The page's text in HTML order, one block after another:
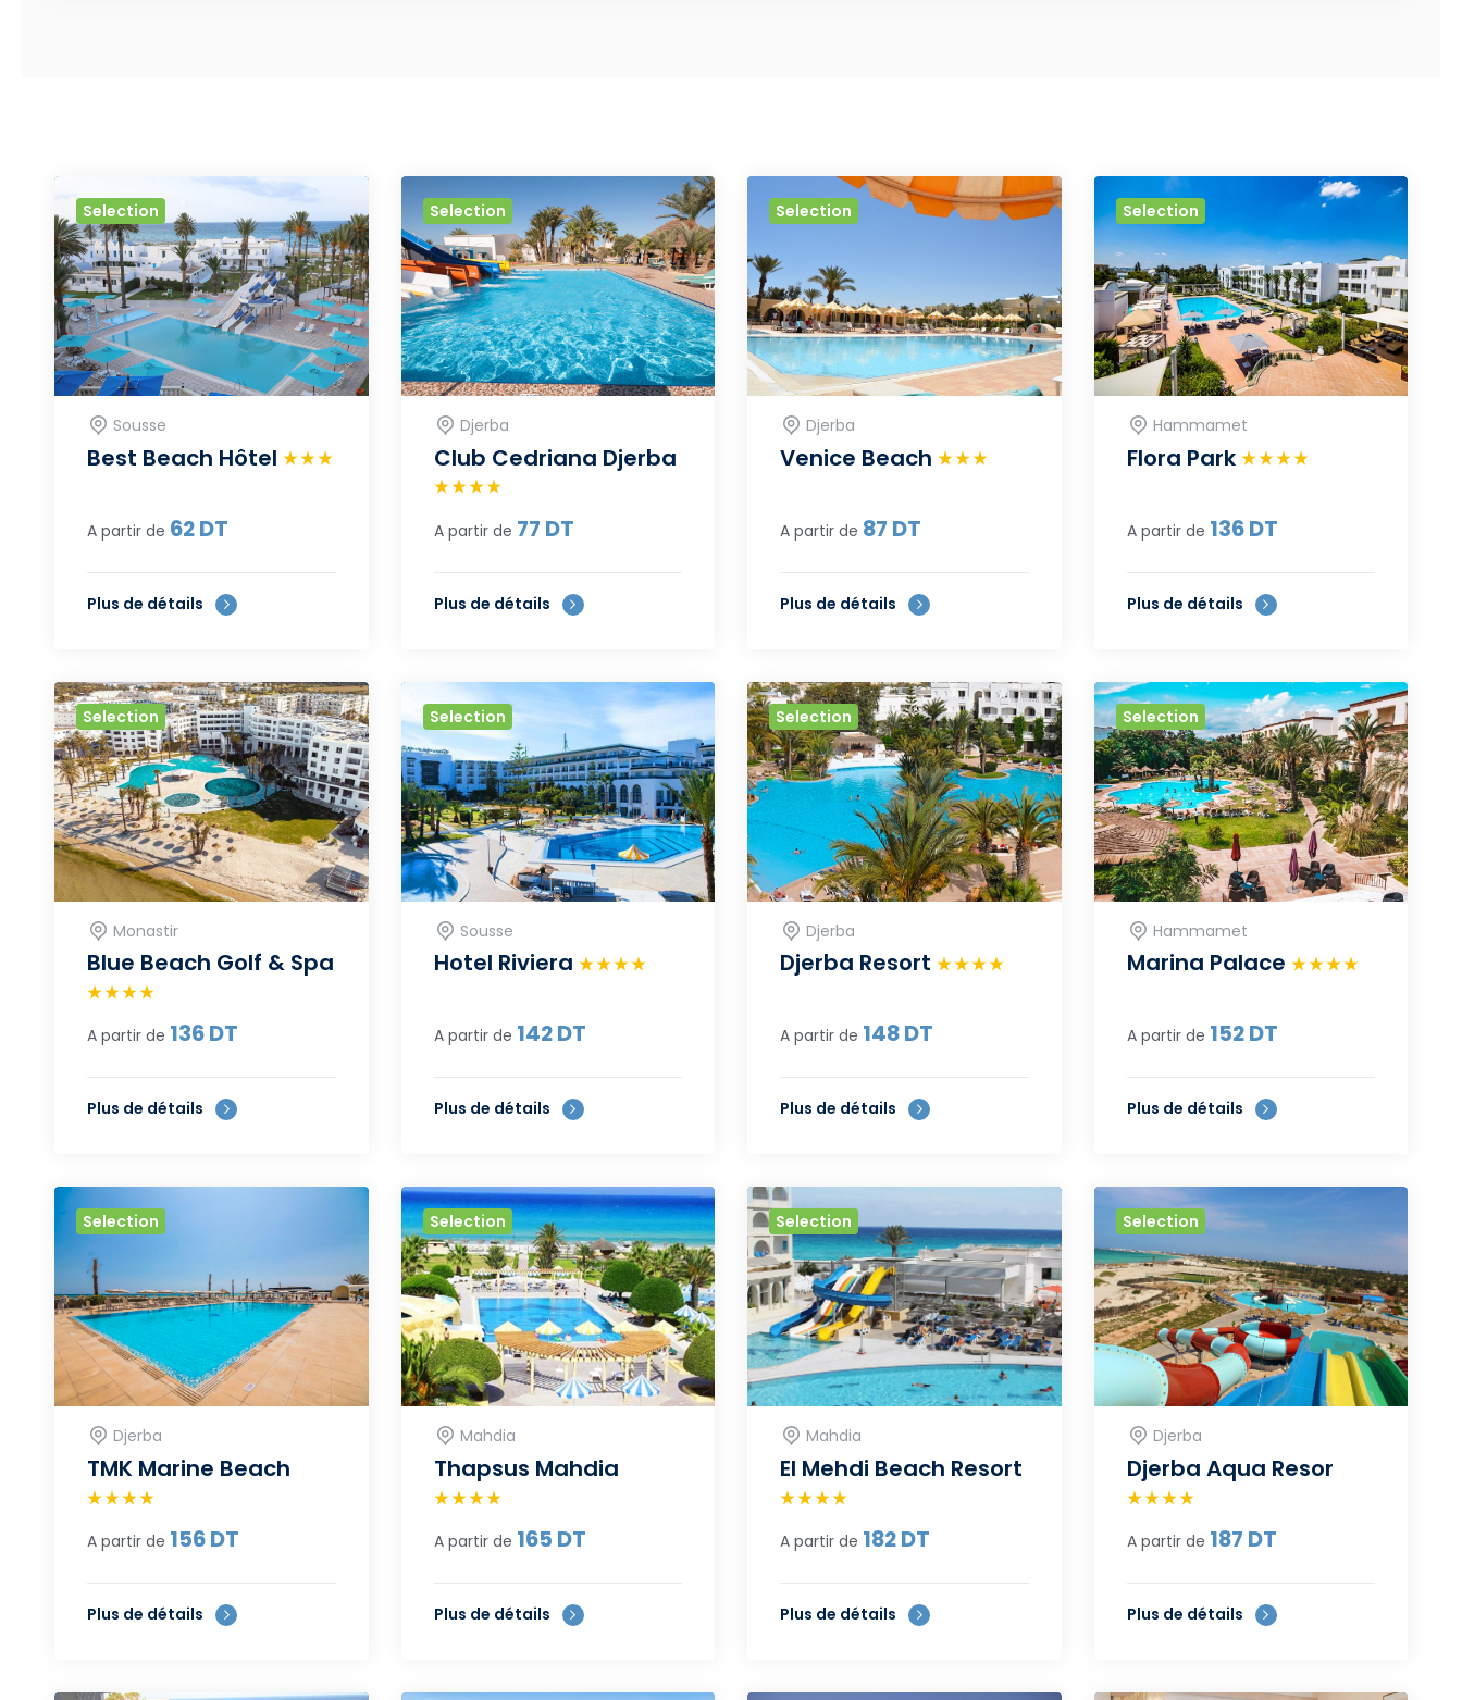
Selection
Sousse
Best Beach Hôtel
A partir de 62DT
Plus de détails
Selection
Djerba
Club Cedriana Djerba
A partir de 77 DT
Plus de détails
Selection
Djerba
Venice Beach
A partir de 87 DT
Plus de détails
Selection
Hammamet
Flora Park
A partir de 136DT
Plus de détails
Selection
Monastir
Blue Beach Golf & Spa
A partir de 136DT
Plus de détails
Selection
Sousse
Hotel Riviera
A partir de 142DT
Plus de détails
Selection
Djerba
Djerba Resort
A partir de 148DT
Plus de détails
Selection
Hammamet
Marina Palace
A partir de 152DT
Plus de détails
Selection
Djerba
TMK Marine Beach
A partir de 156DT
Plus de détails
Selection
Mahdia
Thapsus Mahdia
A partir de 165 DT
Plus de détails
Selection
Mahdia
El Mehdi Beach Resort
A partir de 182DT
Plus de détails
Selection
Djerba
Djerba Aqua Resor
A partir de 187 DT
Plus de détails